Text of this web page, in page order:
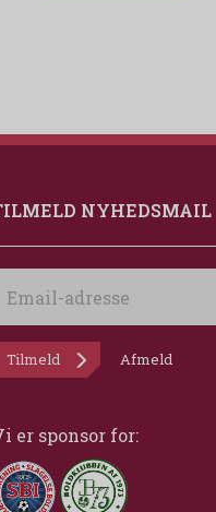
NYHEDSMAIL
adresse
Tilmeld Afmeld
er sponsor for: